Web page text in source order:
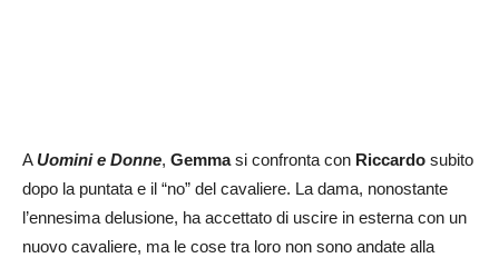
AUomini e Donne, Gemmasi confronta con Riccardo subito
dopo la puntata e il “no” del cavaliere. La dama, nonostante
l’ennesima delusione, ha accettato di uscire in esterna con un
nuovo cavaliere, ma le cose tra loro non sono andate alla